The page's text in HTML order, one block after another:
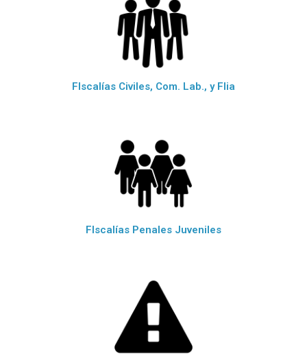
FIscalías Civiles, Com. Lab., y Flia
FIscalías Penales Juveniles